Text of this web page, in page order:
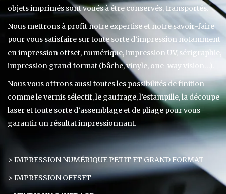
objets imprimés sont voués à être conservés, transportés.
Nous mettrons à profit notre expertise et notre savoir-faire
pour vous satisfaire sur toute sorte d’impression notamment
en impression offset, numérique, impression UV, sérigraphie,
impression grand format (bâche, vinyle, one-way vision…).
Nous vous offrons aussi toutes les possibilités de finition
comme le vernis sélectif, le gaufrage, l’estampille, la découpe
laser et toute sorte d’assemblage et de pliage pour vous
garantir un résultat impressionnant.
> IMPRESSION NUMÉRIQUE PETIT ET GRAND FORMAT
> IMPRESSION OFFSET